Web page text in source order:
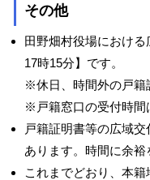
その他
田野畑村役場におけ
17時15分】です。
※休日、時間外の戸籍
※戸籍窓口の受付時間
戸籍証明書等の広域
あります。時間に余裕
これまでどおり、本